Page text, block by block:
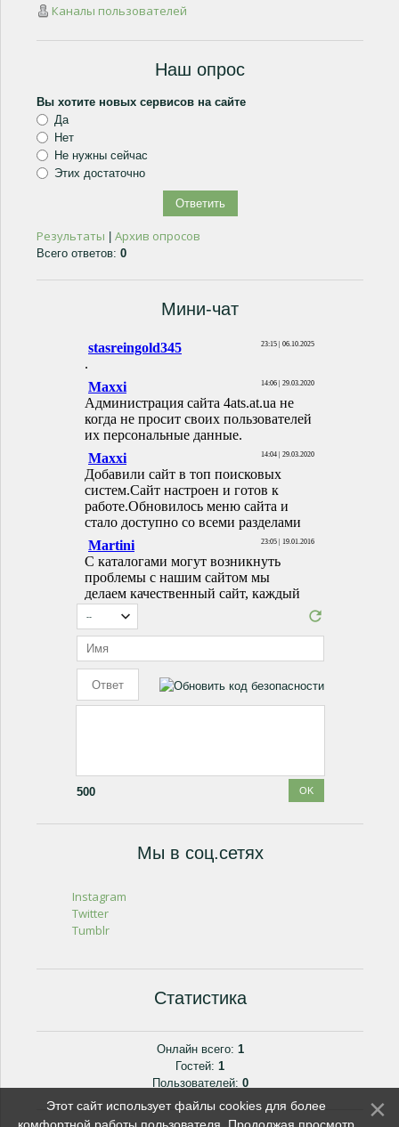
Каналы пользователей
Наш опрос
Вы хотите новых сервисов на сайте
Да
Нет
Не нужны сейчас
Этих достаточно
Результаты Архив опросов
Всего ответов: 0
Мини-чат
500
Мы в соц.сетях
Instagram
Twitter
Tumblr
Статистика
Онлайн всего: 1
Гостей: 1
Пользователей: 0
Этот сайт использует файлы cookies для более